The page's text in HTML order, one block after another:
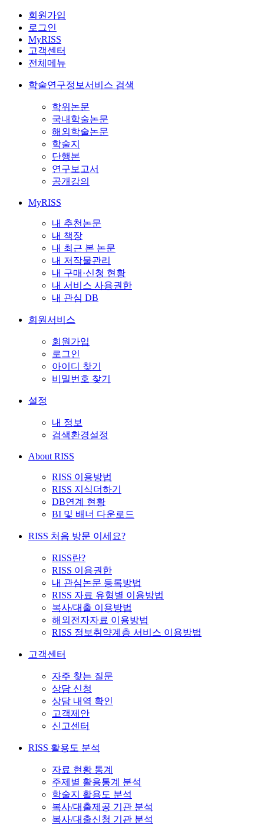
회원가입
로그인
MyRISS
고객센터
전체메뉴
학술연구정보서비스 검색
학위논문
국내학술논문
해외학술논문
학술지
단행본
연구보고서
공개강의
MyRISS
내 추천논문
내 책장
내 최근 본 논문
내 저작물관리
내 구매·신청 현황
내 서비스 사용권한
내 관심 DB
회원서비스
회원가입
로그인
아이디 찾기
비밀번호 찾기
설정
내 정보
검색환경설정
About RISS
RISS 이용방법
RISS 지식더하기
DB연계 현황
BI 및 배너 다운로드
RISS 처음 방문 이세요?
RISS란?
RISS 이용권한
내 관심논문 등록방법
RISS 자료 유형별 이용방법
복사/대출 이용방법
해외전자자료 이용방법
RISS 정보취약계층 서비스 이용방법
고객센터
자주 찾는 질문
상담 신청
상담 내역 확인
고객제안
신고센터
RISS 활용도 분석
자료 현황 통계
주제별 활용통계 분석
학술지 활용도 분석
복사/대출제공 기관 분석
복사/대출신청 기관 분석